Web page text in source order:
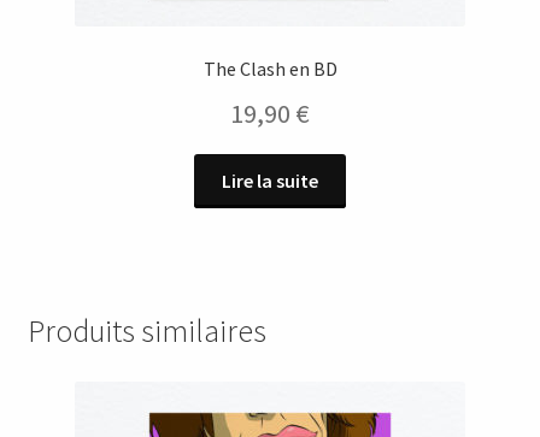
The Clash en BD
19,90 €
Lire la suite
Produits similaires